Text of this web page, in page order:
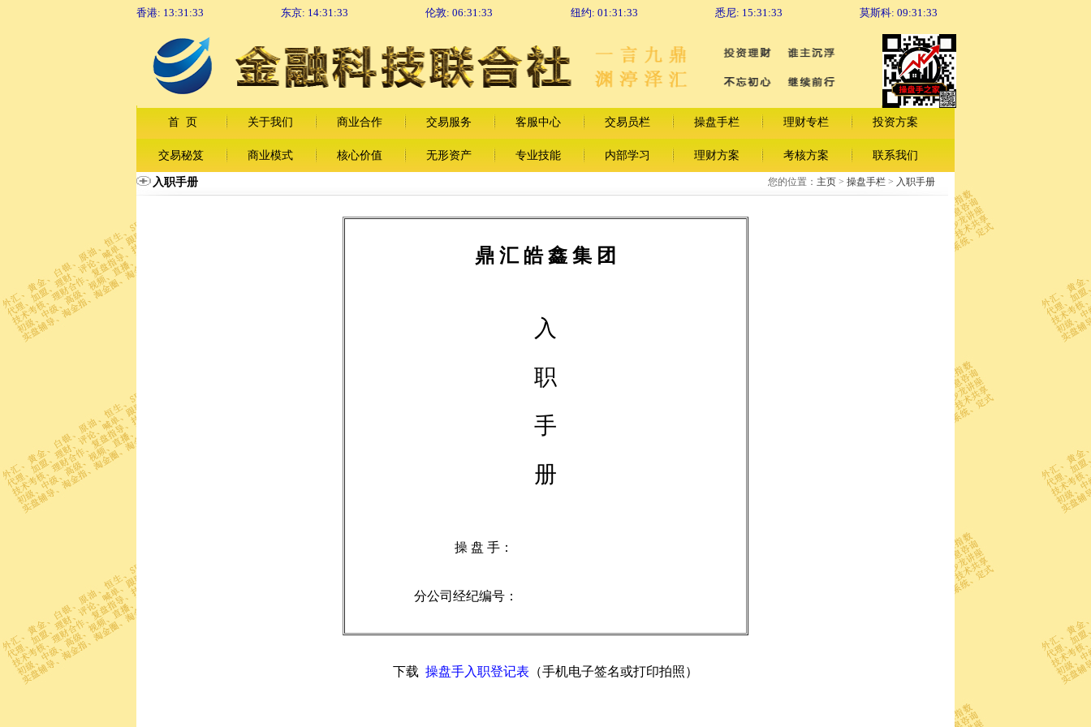
香港: 13:31:33 东京: 14:31:33 伦敦: 06:31:33 纽约: 01:31:33 悉尼: 15:31:33 莫斯科: 09:31:33
首 页 关于我们 商业合作 交易服务 客服中心 交易员栏 操盘手栏 理财专栏 投资方案
交易秘笈 商业模式 核心价值 无形资产 专业技能 内部学习 理财方案 考核方案 联系我们
入职手册 您的位置： 主页 > 操盘手栏 > 入职手册
鼎 汇 皓 鑫 集 团
入
职
手
册
操 盘 手：
分公司经纪编号：
下载 操盘手入职登记表 （手机电子签名或打印拍照）